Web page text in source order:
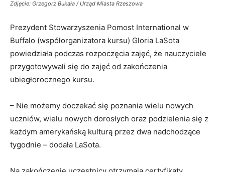
Zdjęcie: Grzegorz Bukała / Urząd Miasta Rzeszowa
Prezydent Stowarzyszenia Pomost International w
Buffalo (współorganizatora kursu) Gloria LaSota
powiedziała podczas rozpoczęcia zajęć, że nauczyciele
przygotowywali się do zajęć od zakończenia
ubiegłorocznego kursu.
– Nie możemy doczekać się poznania wielu nowych
uczniów, wielu nowych dorosłych oraz podzielenia się z
każdym amerykańską kulturą przez dwa nadchodzące
tygodnie – dodała LaSota.